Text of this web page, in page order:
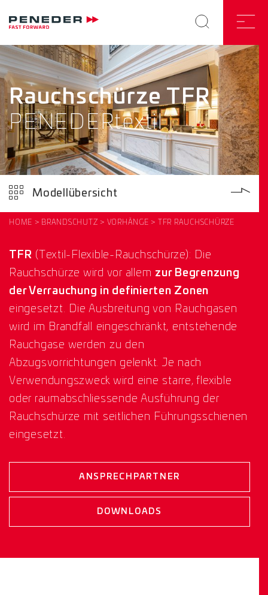
Rauchschürze TFR
PENEDERtextil
Modellübersicht
HOME BRANDSCHUTZ VORHÄNGE TFR RAUCHSCHÜRZE
TFR (Textil-Flexible-Rauchschürze): Die
Rauchschürze wird vor allem zur Begrenzung
der Verrauchung in definierten Zonen
eingesetzt. Die Ausbreitung von Rauchgasen
wird im Brandfall eingeschränkt, entstehende
Rauchgase werden zu den
Abzugsvorrichtungen gelenkt. Je nach
Verwendungszweck wird eine starre, flexible
oder raumabschliessende Ausführung der
Rauchschürze mit seitlichen Führungsschienen
eingesetzt.
ANSPRECHPARTNER
DOWNLOADS